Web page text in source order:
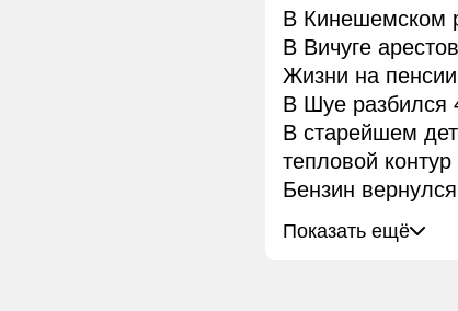
В Кинешемском
В Вичуге
Жизни на
В Шуе разбился
В старейшем
тепловой контур
Бензин
Показать ещё